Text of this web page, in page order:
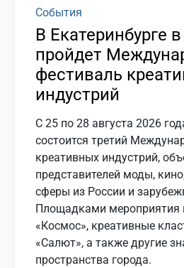
События
В Екатеринбурге
пройдет
фестиваль
индустрий
С 25 по 28 августа 2026
состоится третий
креативных индустрий,
представителей моды,
сферы из России и
Площадками мероприятия
«Космос», креативные
«Салют», а также другие
пространства города.